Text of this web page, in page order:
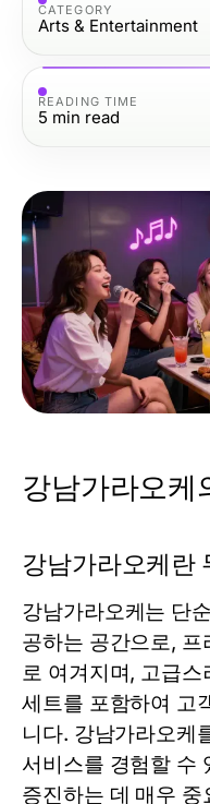
CATEGORY
Arts & Entertainment
READING TIME
5 min read
강남가라오케
강남가라오케란
강남가라오케는 단
공하는 공간으로,
로 여겨지며, 고급
세트를 포함하여 고
니다. 강남가라오케
서비스를 경험할 수
증진하는 데 매우